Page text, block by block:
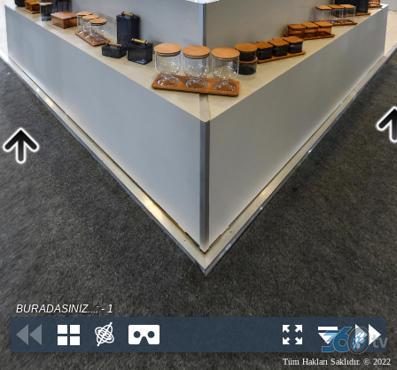
Tüm Hakları Saklıdır. © 2022
BURADASINIZ...: - 1